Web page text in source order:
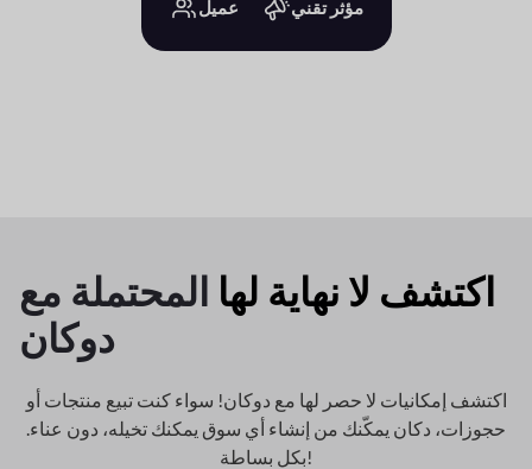
عميل مؤثر تقني
اكتشف لا نهاية لها المحتملة مع
دوكان
اكتشف إمكانيات لا حصر لها مع دوكان! سواء كنت تبيع منتجات أو
حجوزات، دكان يمكّنك من إنشاء أي سوق يمكنك تخيله، دون عناء.
بكل بساطة!